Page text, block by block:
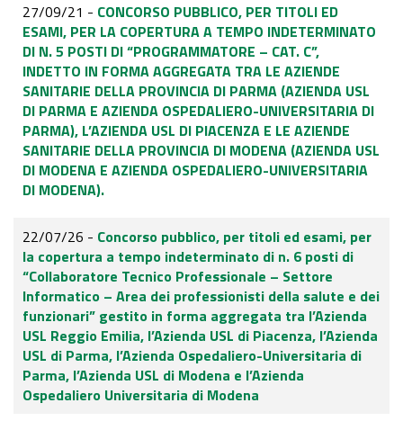
27/09/21 - CONCORSO PUBBLICO, PER TITOLI ED
ESAMI, PER LA COPERTURA A TEMPO INDETERMINATO
DI N. 5 POSTI DI “PROGRAMMATORE – CAT. C”,
INDETTO IN FORMA AGGREGATA TRA LE AZIENDE
SANITARIE DELLA PROVINCIA DI PARMA (AZIENDA USL
DI PARMA E AZIENDA OSPEDALIERO-UNIVERSITARIA DI
PARMA), L’AZIENDA USL DI PIACENZA E LE AZIENDE
SANITARIE DELLA PROVINCIA DI MODENA (AZIENDA USL
DI MODENA E AZIENDA OSPEDALIERO-UNIVERSITARIA
DI MODENA).
22/07/26 - Concorso pubblico, per titoli ed esami, per
la copertura a tempo indeterminato di n. 6 posti di
“Collaboratore Tecnico Professionale – Settore
Informatico – Area dei professionisti della salute e dei
funzionari” gestito in forma aggregata tra l’Azienda
USL Reggio Emilia, l’Azienda USL di Piacenza, l’Azienda
USL di Parma, l’Azienda Ospedaliero-Universitaria di
Parma, l’Azienda USL di Modena e l’Azienda
Ospedaliero Universitaria di Modena